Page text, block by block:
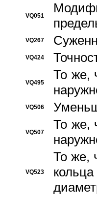
VQ051
VQ267
VQ424
VQ495
То же,
VQ506
VQ507
То же,
VQ523
То же,